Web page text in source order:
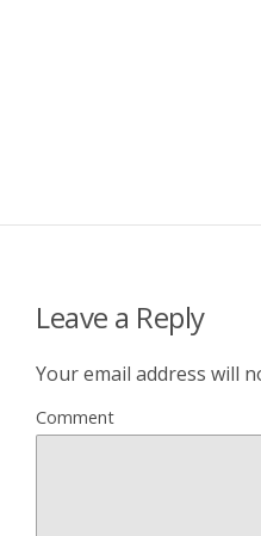
Leave a Reply
Your email address will
Comment